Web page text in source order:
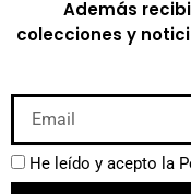
Además
colecciones y
He leído y acepto la